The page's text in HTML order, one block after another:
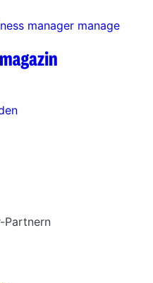
manager manage
Partnern